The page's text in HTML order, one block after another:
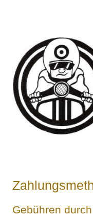
Gebühren